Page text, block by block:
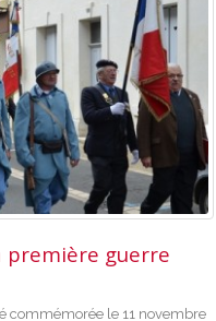
première guerre
commémorée le 11 novembre